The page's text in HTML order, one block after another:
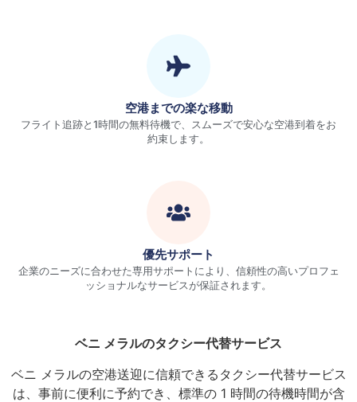
空港までの楽な移動
フライト追跡と1時間の無料待機で、スムーズで安心な空港到着をお
約束します。
優先サポート
企業のニーズに合わせた専用サポートにより、信頼性の高いプロフェ
ッショナルなサービスが保証されます。
ベニ メラルのタクシー代替サービス
ベニ メラルの空港送迎に信頼できるタクシー代替サービス
は、事前に便利に予約でき、標準の 1 時間の待機時間が含